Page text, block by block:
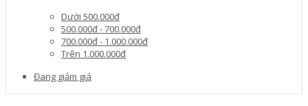
Dưới 500.000đ
500.000đ - 700.000đ
700.000đ - 1.000.000đ
Trên 1.000.000đ
Đang giảm giá